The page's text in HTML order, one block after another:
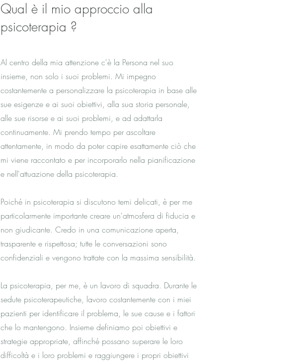
Qual è il mio approccio alla
psicoterapia ?
Al centro della mia attenzione c'è la Persona nel suo
insieme, non solo i suoi problemi. Mi impegno
costantemente a personalizzare la psicoterapia in base alle
sue esigenze e ai suoi obiettivi, alla sua storia personale,
alle sue risorse e ai suoi problemi, e ad adattarla
continuamente. Mi prendo tempo per ascoltare
attentamente, in modo da poter capire esattamente ciò che
mi viene raccontato e per incorporarlo nella pianificazione
e nell'attuazione della psicoterapia.
Poiché in psicoterapia si discutono temi delicati, è per me
particolarmente importante creare un'atmosfera di fiducia e
non giudicante. Credo in una comunicazione aperta,
trasparente e rispettosa; tutte le conversazioni sono
confidenziali e vengono trattate con la massima sensibilità.
La psicoterapia, per me, è un lavoro di squadra. Durante le
sedute psicoterapeutiche, lavoro costantemente con i miei
pazienti per identificare il problema, le sue cause e i fattori
che lo mantengono. Insieme definiamo poi obiettivi e
strategie appropriate, affinché possano superare le loro
difficoltà e i loro problemi e raggiungere i propri obiettivi